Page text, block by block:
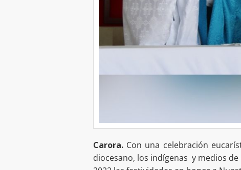
Carora. Con una celebración
diocesano, los indígenas y medios